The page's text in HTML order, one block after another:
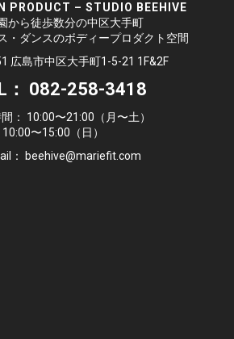
PRODUCT – STUDIO BEEHIVE
から徒歩数分の中区大手町
・ダンスのボディープロダクト空間
広島市中区大手町1-5-21 1F&2F
： 082-258-3418
： 10:00〜21:00（月〜土）
10:00〜15:00（日）
：
beehive@mariefit.com